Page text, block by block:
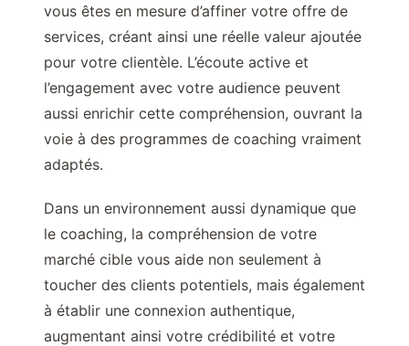
vous êtes en mesure d’affiner votre offre de
services, créant ainsi une réelle valeur ajoutée
pour votre clientèle. L’écoute active et
l’engagement avec votre audience peuvent
aussi enrichir cette compréhension, ouvrant la
voie à des programmes de coaching vraiment
adaptés.
Dans un environnement aussi dynamique que
le coaching, la compréhension de votre
marché cible vous aide non seulement à
toucher des clients potentiels, mais également
à établir une connexion authentique,
augmentant ainsi votre crédibilité et votre